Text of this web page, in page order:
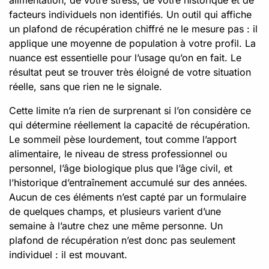
facteurs individuels non identifiés. Un outil qui affiche
un plafond de récupération chiffré ne le mesure pas : il
applique une moyenne de population à votre profil. La
nuance est essentielle pour l’usage qu’on en fait. Le
résultat peut se trouver très éloigné de votre situation
réelle, sans que rien ne le signale.
Cette limite n’a rien de surprenant si l’on considère ce
qui détermine réellement la capacité de récupération.
Le sommeil pèse lourdement, tout comme l’apport
alimentaire, le niveau de stress professionnel ou
personnel, l’âge biologique plus que l’âge civil, et
l’historique d’entraînement accumulé sur des années.
Aucun de ces éléments n’est capté par un formulaire
de quelques champs, et plusieurs varient d’une
semaine à l’autre chez une même personne. Un
plafond de récupération n’est donc pas seulement
individuel : il est mouvant.